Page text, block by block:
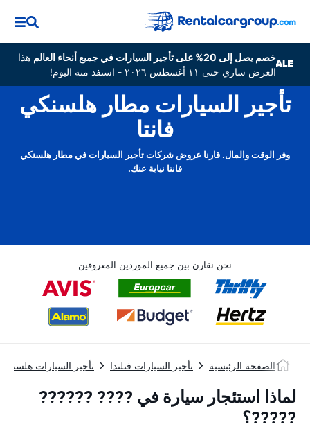
خصم يصل إلى 20% على تأجير السيارات في جميع أنحاء العالم
هذا
العرض ساري حتى ١١ أغسطس ٢٠٢٦ - استفد منه اليوم!
تأجير السيارات مطار هلسنكي
فانتا
وفر الوقت والمال. قارنا عروض شركات تأجير السيارات في مطار هلسنكي
فانتا نيابة عنك.
نحن نقارن بين جميع الموردين المعروفين
الصفحة الرئيسية تأجير السيارات فنلندا تأجير السيارات هلسنكي
لماذا استئجار سيارة في ???? ??????
?????؟